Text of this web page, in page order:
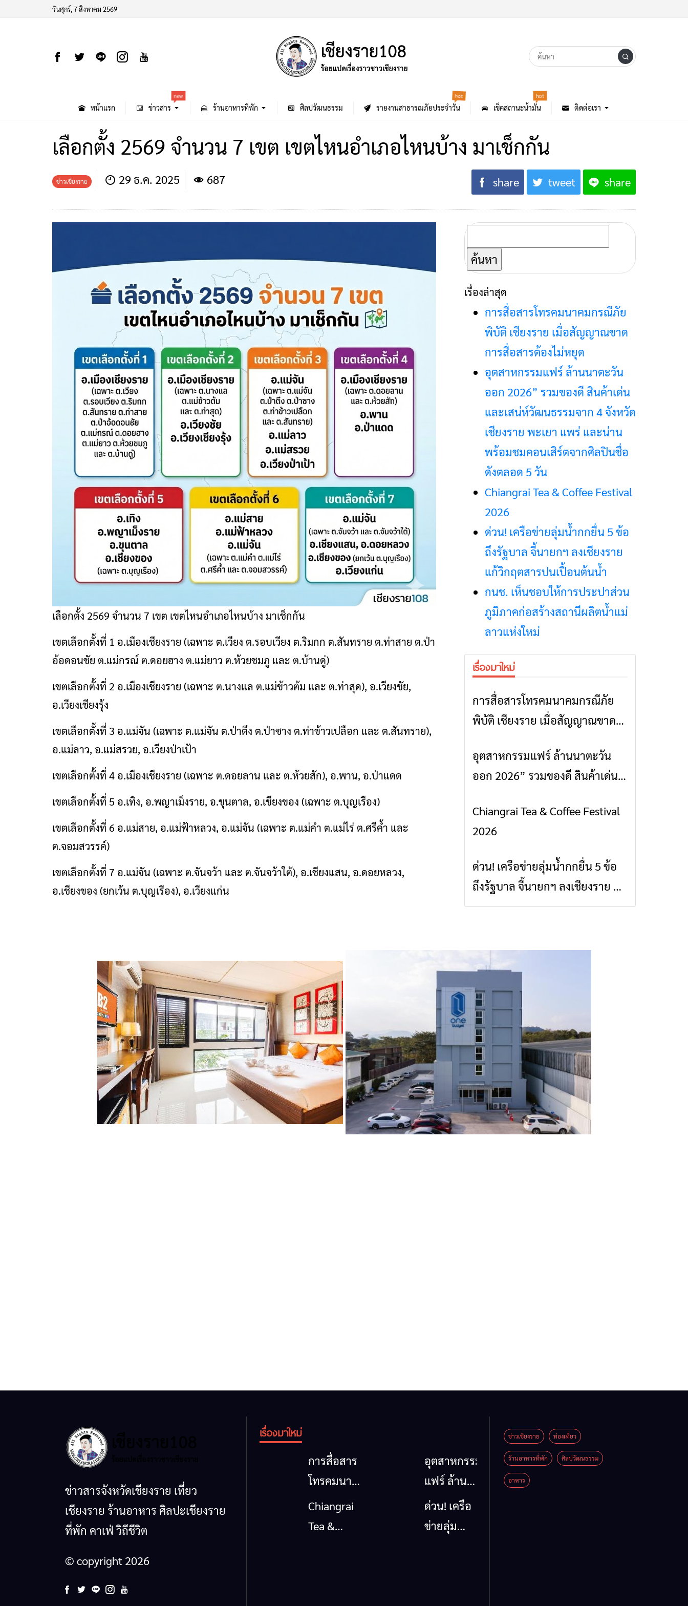
วันศุกร์, 7 สิงหาคม 2569
หน้าแรก ข่าวสาร
new
ร้านอาหารที่พัก ศิลปวัฒนธรรม รายงานสาธารณภัยประจำวัน
hot
เช็คสถานะน้ำมัน
hot
ติดต่อเรา
เลือกตั้ง 2569 จำนวน 7 เขต เขตไหนอำเภอไหนบ้าง มาเช็กกัน
ข่าวเชียงราย 29 ธ.ค. 2025 687 share tweet share
เลือกตั้ง 2569 จำนวน 7 เขต เขตไหนอำเภอไหนบ้าง มาเช็กกัน
เขตเลือกตั้งที่ 1 อ.เมืองเชียงราย (เฉพาะ ต.เวียง ต.รอบเวียง ต.ริมกก ต.สันทราย ต.ท่าสาย ต.ป่า
อ้อดอนชัย ต.แม่กรณ์ ต.ดอยฮาง ต.แม่ยาว ต.ห้วยชมภู และ ต.บ้านดู่)
เขตเลือกตั้งที่ 2 อ.เมืองเชียงราย (เฉพาะ ต.นางแล ต.แม่ข้าวต้ม และ ต.ท่าสุด), อ.เวียงชัย,
อ.เวียงเชียงรุ้ง
เขตเลือกตั้งที่ 3 อ.แม่จัน (เฉพาะ ต.แม่จัน ต.ป่าตึง ต.ป่าซาง ต.ท่าข้าวเปลือก และ ต.สันทราย),
อ.แม่ลาว, อ.แม่สรวย, อ.เวียงป่าเป้า
เขตเลือกตั้งที่ 4 อ.เมืองเชียงราย (เฉพาะ ต.ดอยลาน และ ต.ห้วยสัก), อ.พาน, อ.ป่าแดด
เขตเลือกตั้งที่ 5 อ.เทิง, อ.พญาเม็งราย, อ.ขุนตาล, อ.เชียงของ (เฉพาะ ต.บุญเรือง)
เขตเลือกตั้งที่ 6 อ.แม่สาย, อ.แม่ฟ้าหลวง, อ.แม่จัน (เฉพาะ ต.แม่คำ ต.แม่ไร่ ต.ศรีค้ำ และ
ต.จอมสวรรค์)
เขตเลือกตั้งที่ 7 อ.แม่จัน (เฉพาะ ต.จันจว้า และ ต.จันจว้าใต้), อ.เชียงแสน, อ.ดอยหลวง,
อ.เชียงของ (ยกเว้น ต.บุญเรือง), อ.เวียงแก่น
ค้นหา
สำหรับ:
เรื่องล่าสุด
การสื่อสารโทรคมนาคมกรณีภัย
พิบัติ เชียงราย เมื่อสัญญาณขาด
การสื่อสารต้องไม่หยุด
อุตสาหกรรมแฟร์ ล้านนาตะวัน
ออก 2026” รวมของดี สินค้าเด่น
และเสน่ห์วัฒนธรรมจาก 4 จังหวัด
เชียงราย พะเยา แพร่ และน่าน
พร้อมชมคอนเสิร์ตจากศิลปินชื่อ
ดังตลอด 5 วัน
Chiangrai Tea & Coffee Festival
2026
ด่วน! เครือข่ายลุ่มน้ำกกยื่น 5 ข้อ
ถึงรัฐบาล จี้นายกฯ ลงเชียงราย
แก้วิกฤตสารปนเปื้อนต้นน้ำ
กนช. เห็นชอบให้การประปาส่วน
ภูมิภาคก่อสร้างสถานีผลิตน้ำแม่
ลาวแห่งใหม่
เรื่องมาใหม่
ข่าวเชียงราย
การสื่อสารโทรคมนาคมกรณีภัย
พิบัติ เชียงราย เมื่อสัญญาณขาด
ข่าวเชียงราย
อุตสาหกรรมแฟร์ ล้านนาตะวัน
ออก 2026” รวมของดี สินค้าเด่น
เชียงราย พะเยา แพร่ และน่าน
พร้อมชมคอนเสิร์ตจากศิลปินชื่อ
ข่าวเชียงราย
Chiangrai Tea & Coffee Festival
2026
ข่าวเชียงราย
ด่วน! เครือข่ายลุ่มน้ำกกยื่น 5 ข้อ
ถึงรัฐบาล จี้นายกฯ ลงเชียงราย แก้
วิกฤตสารปนเปื้อนต้นน้ำ
ข่าวสารจังหวัดเชียงราย เที่ยว
เชียงราย ร้านอาหาร ศิลปะเชียงราย
ที่พัก คาเฟ่ วิถีชีวิต
© copyright 2026
เรื่องมาใหม่
การสื่อสาร
โทรคมนาคม
กรณีภัย
พิบัติ
อุตสาหกรรม
แฟร์ ล้าน
นาตะวัน
ออก
Chiangrai
Tea &
ด่วน! เครือ
ข่ายลุ่มน้ำ
ข่าวเชียงราย ท่องเที่ยว
ร้านอาหารที่พัก ศิลปวัฒนธรรม
อาหาร